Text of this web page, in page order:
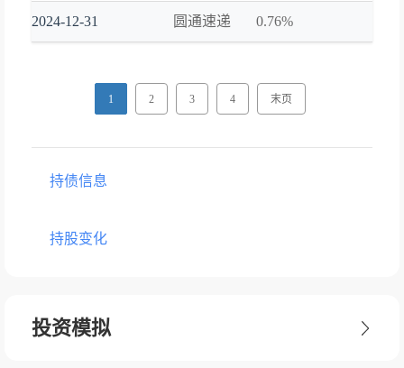
2024-12-31 圆通速递 0.76%
1 2 3 4 末页
持债信息
持股变化
投资模拟